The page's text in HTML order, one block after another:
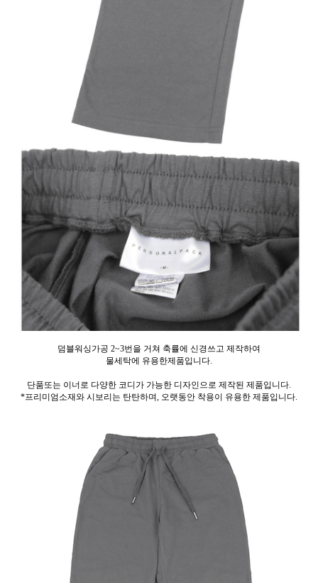
덤블워싱가공 2~3번을 거쳐 축률에 신경쓰고 제작하여
물세탁에 유용한제품입니다.
단품또는 이너로 다양한 코디가 가능한 디자인으로 제작된 제품입니다.
*프리미엄소재와 시보리는 탄탄하며, 오랫동안 착용이 유용한 제품입니다.